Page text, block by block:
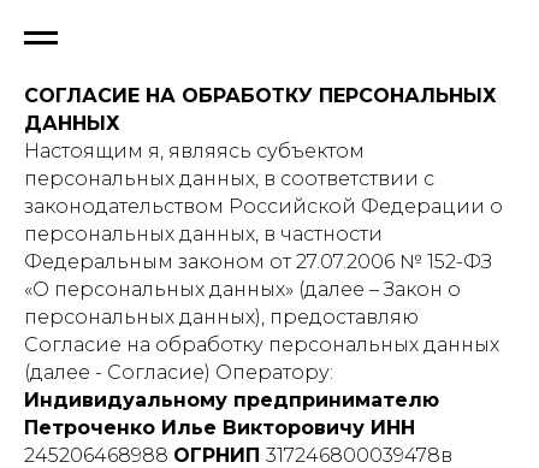
СОГЛАСИЕ НА ОБРАБОТКУ ПЕРСОНАЛЬНЫХ
ДАННЫХ
Настоящим я, являясь субъектом
персональных данных, в соответствии с
законодательством Российской Федерации о
персональных данных, в частности
Федеральным законом от 27.07.2006 № 152-ФЗ
«О персональных данных» (далее – Закон о
персональных данных), предоставляю
Согласие на обработку персональных данных
(далее - Согласие) Оператору:
Индивидуальному предпринимателю
Петроченко Илье Викторовичу ИНН
245206468988 ОГРНИП 317246800039478в